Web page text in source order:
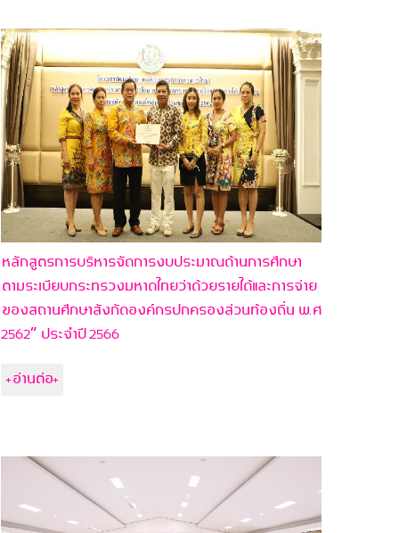
หลักสูตรการบริหารจัดการงบประมาณด้านการศึกษา
ตามระเบียบกระทรวงมหาดไทยว่าด้วยรายได้และการจ่าย
ของสถานศึกษาสังกัดองค์กรปกครองส่วนท้องถิ่น พ.ศ
2562” ประจำปี 2566
+อ่านต่อ+